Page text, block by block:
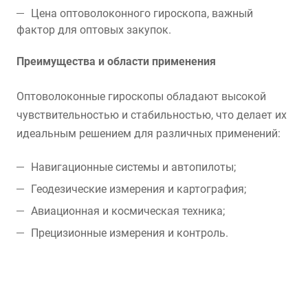
Цена оптоволоконного гироскопа, важный
фактор для оптовых закупок.
Преимущества и области применения
Оптоволоконные гироскопы обладают высокой
чувствительностью и стабильностью, что делает их
идеальным решением для различных применений:
Навигационные системы и автопилоты;
Геодезические измерения и картография;
Авиационная и космическая техника;
Прецизионные измерения и контроль.